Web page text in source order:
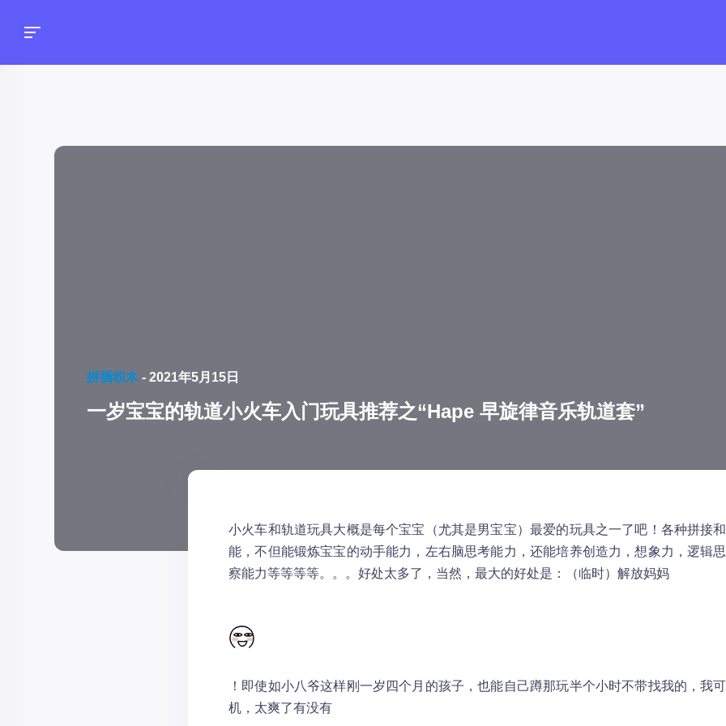
拼插积木 - 2021年5月15日
一岁宝宝的轨道小火车入门玩具推荐之“Hape 早旋律音乐轨道套”
小火车和轨道玩具大概是每个宝宝（尤其是男宝宝）最爱的玩具之一了吧！各种拼接
能，不但能锻炼宝宝的动手能力，左右脑思考能力，还能培养创造力，想象力，逻辑
察能力等等等等。。。好处太多了，当然，最大的好处是：（临时）解放妈妈
！即使如小八爷这样刚一岁四个月的孩子，也能自己蹲那玩半个小时不带找我的，我
机，太爽了有没有